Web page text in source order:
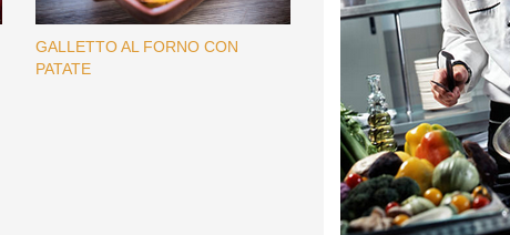
GALLETTO AL FORNO CON
PATATE